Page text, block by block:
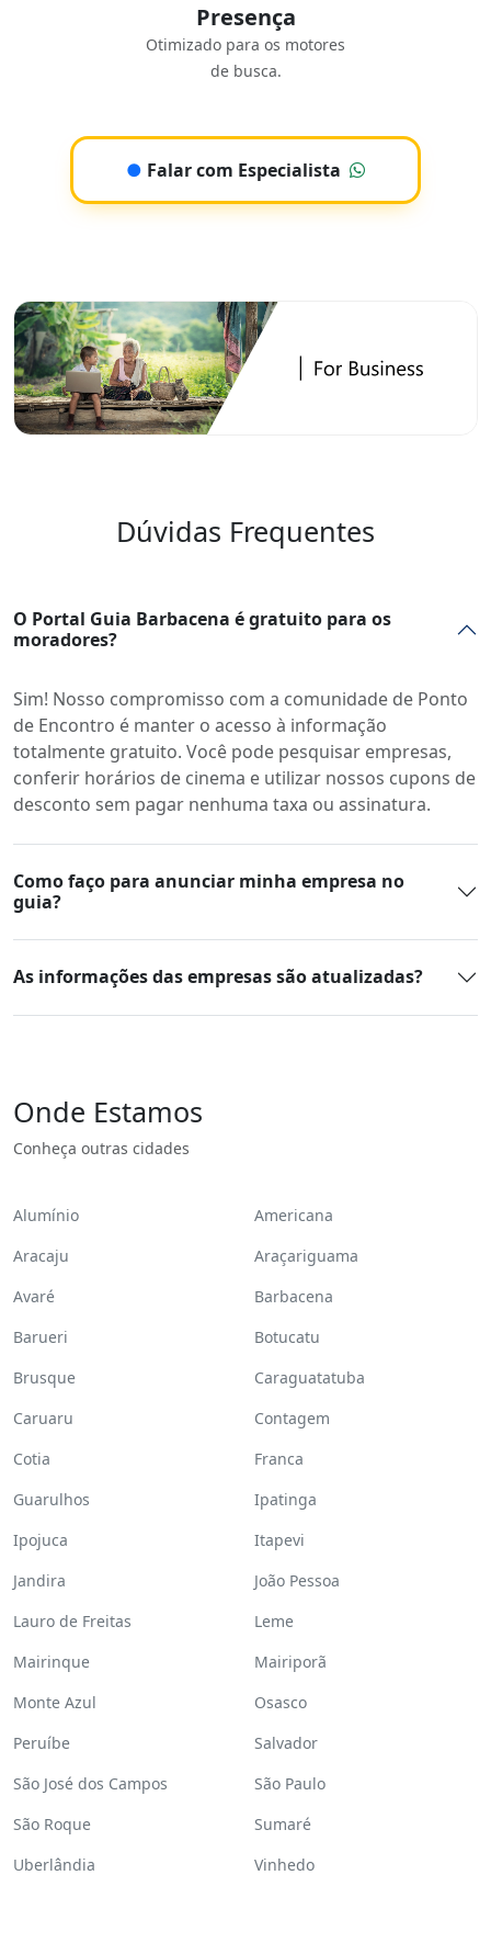
Presença
Otimizado para os motores
de busca.
● Falar com Especialista
Dúvidas Frequentes
O Portal Guia Barbacena é gratuito para os
moradores?
Sim! Nosso compromisso com a comunidade de Ponto
de Encontro é manter o acesso à informação
totalmente gratuito. Você pode pesquisar empresas,
conferir horários de cinema e utilizar nossos cupons de
desconto sem pagar nenhuma taxa ou assinatura.
Como faço para anunciar minha empresa no
guia?
As informações das empresas são atualizadas?
Onde Estamos
Conheça outras cidades
Alumínio
Americana
Aracaju
Araçariguama
Avaré
Barbacena
Barueri
Botucatu
Brusque
Caraguatatuba
Caruaru
Contagem
Cotia
Franca
Guarulhos
Ipatinga
Ipojuca
Itapevi
Jandira
João Pessoa
Lauro de Freitas
Leme
Mairinque
Mairiporã
Monte Azul
Osasco
Peruíbe
Salvador
São José dos Campos
São Paulo
São Roque
Sumaré
Uberlândia
Vinhedo